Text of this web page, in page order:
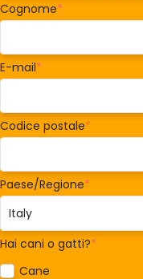
Cognome*
E-mail*
Codice postale*
Paese/Regione*
Hai cani o gatti?*
Cane